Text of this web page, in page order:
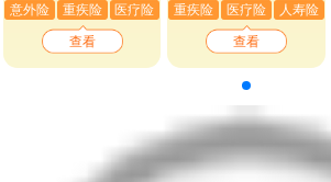
意外险
重疾险 医疗险
查看
重疾险
医疗险 人寿险
查看